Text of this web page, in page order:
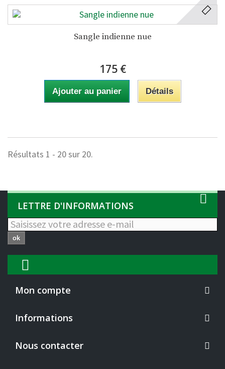
Sangle indienne nue
175 €
Ajouter au panier Détails
Résultats 1 - 20 sur 20.
LETTRE D'INFORMATIONS
ok
Mon compte
Informations
Nous contacter